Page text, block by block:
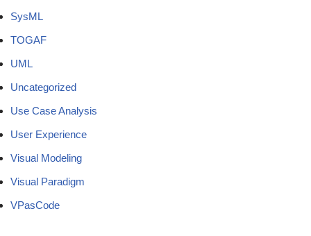
SysML
TOGAF
UML
Uncategorized
Use Case Analysis
User Experience
Visual Modeling
Visual Paradigm
VPasCode